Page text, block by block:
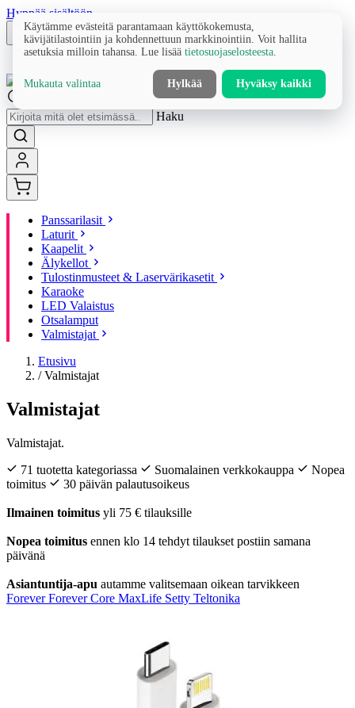
Hyppää sisältöön
Haku
Panssarilasit
Laturit
Kaapelit
Älykellot
Tulostinmusteet & Laservärikasetit
Karaoke
LED Valaistus
Otsalamput
Valmistajat
Etusivu
/ Valmistajat
Valmistajat
Valmistajat.
71 tuotetta kategoriassa
Suomalainen verkkokauppa
Nopea
toimitus
30 päivän palautusoikeus
Ilmainen toimitus yli 75 € tilauksille
Nopea toimitus ennen klo 14 tehdyt tilaukset postiin samana
päivänä
Asiantuntija-apu autamme valitsemaan oikean tarvikkeen
ForeverForever Core MaxLife Setty Teltonika
Käytämme evästeitä parantamaan käyttökokemusta,
kävijätilastointiin ja kohdennettuun markkinointiin. Voit hallita
asetuksia milloin tahansa. Lue lisää tietosuojaselosteesta
Mukauta valintaa Hylkää Hyväksy kaikki